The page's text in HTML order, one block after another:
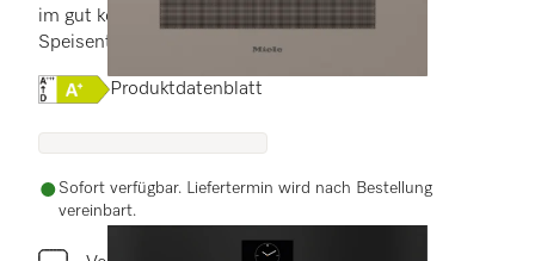
im gut kombinierbaren Design mit
Speisenthermometer und LED-Beleuchtung.
Onlinelabel Image, Energielabel
Produktdatenblatt
Sofort verfügbar. Liefertermin wird nach Bestellung
vereinbart.